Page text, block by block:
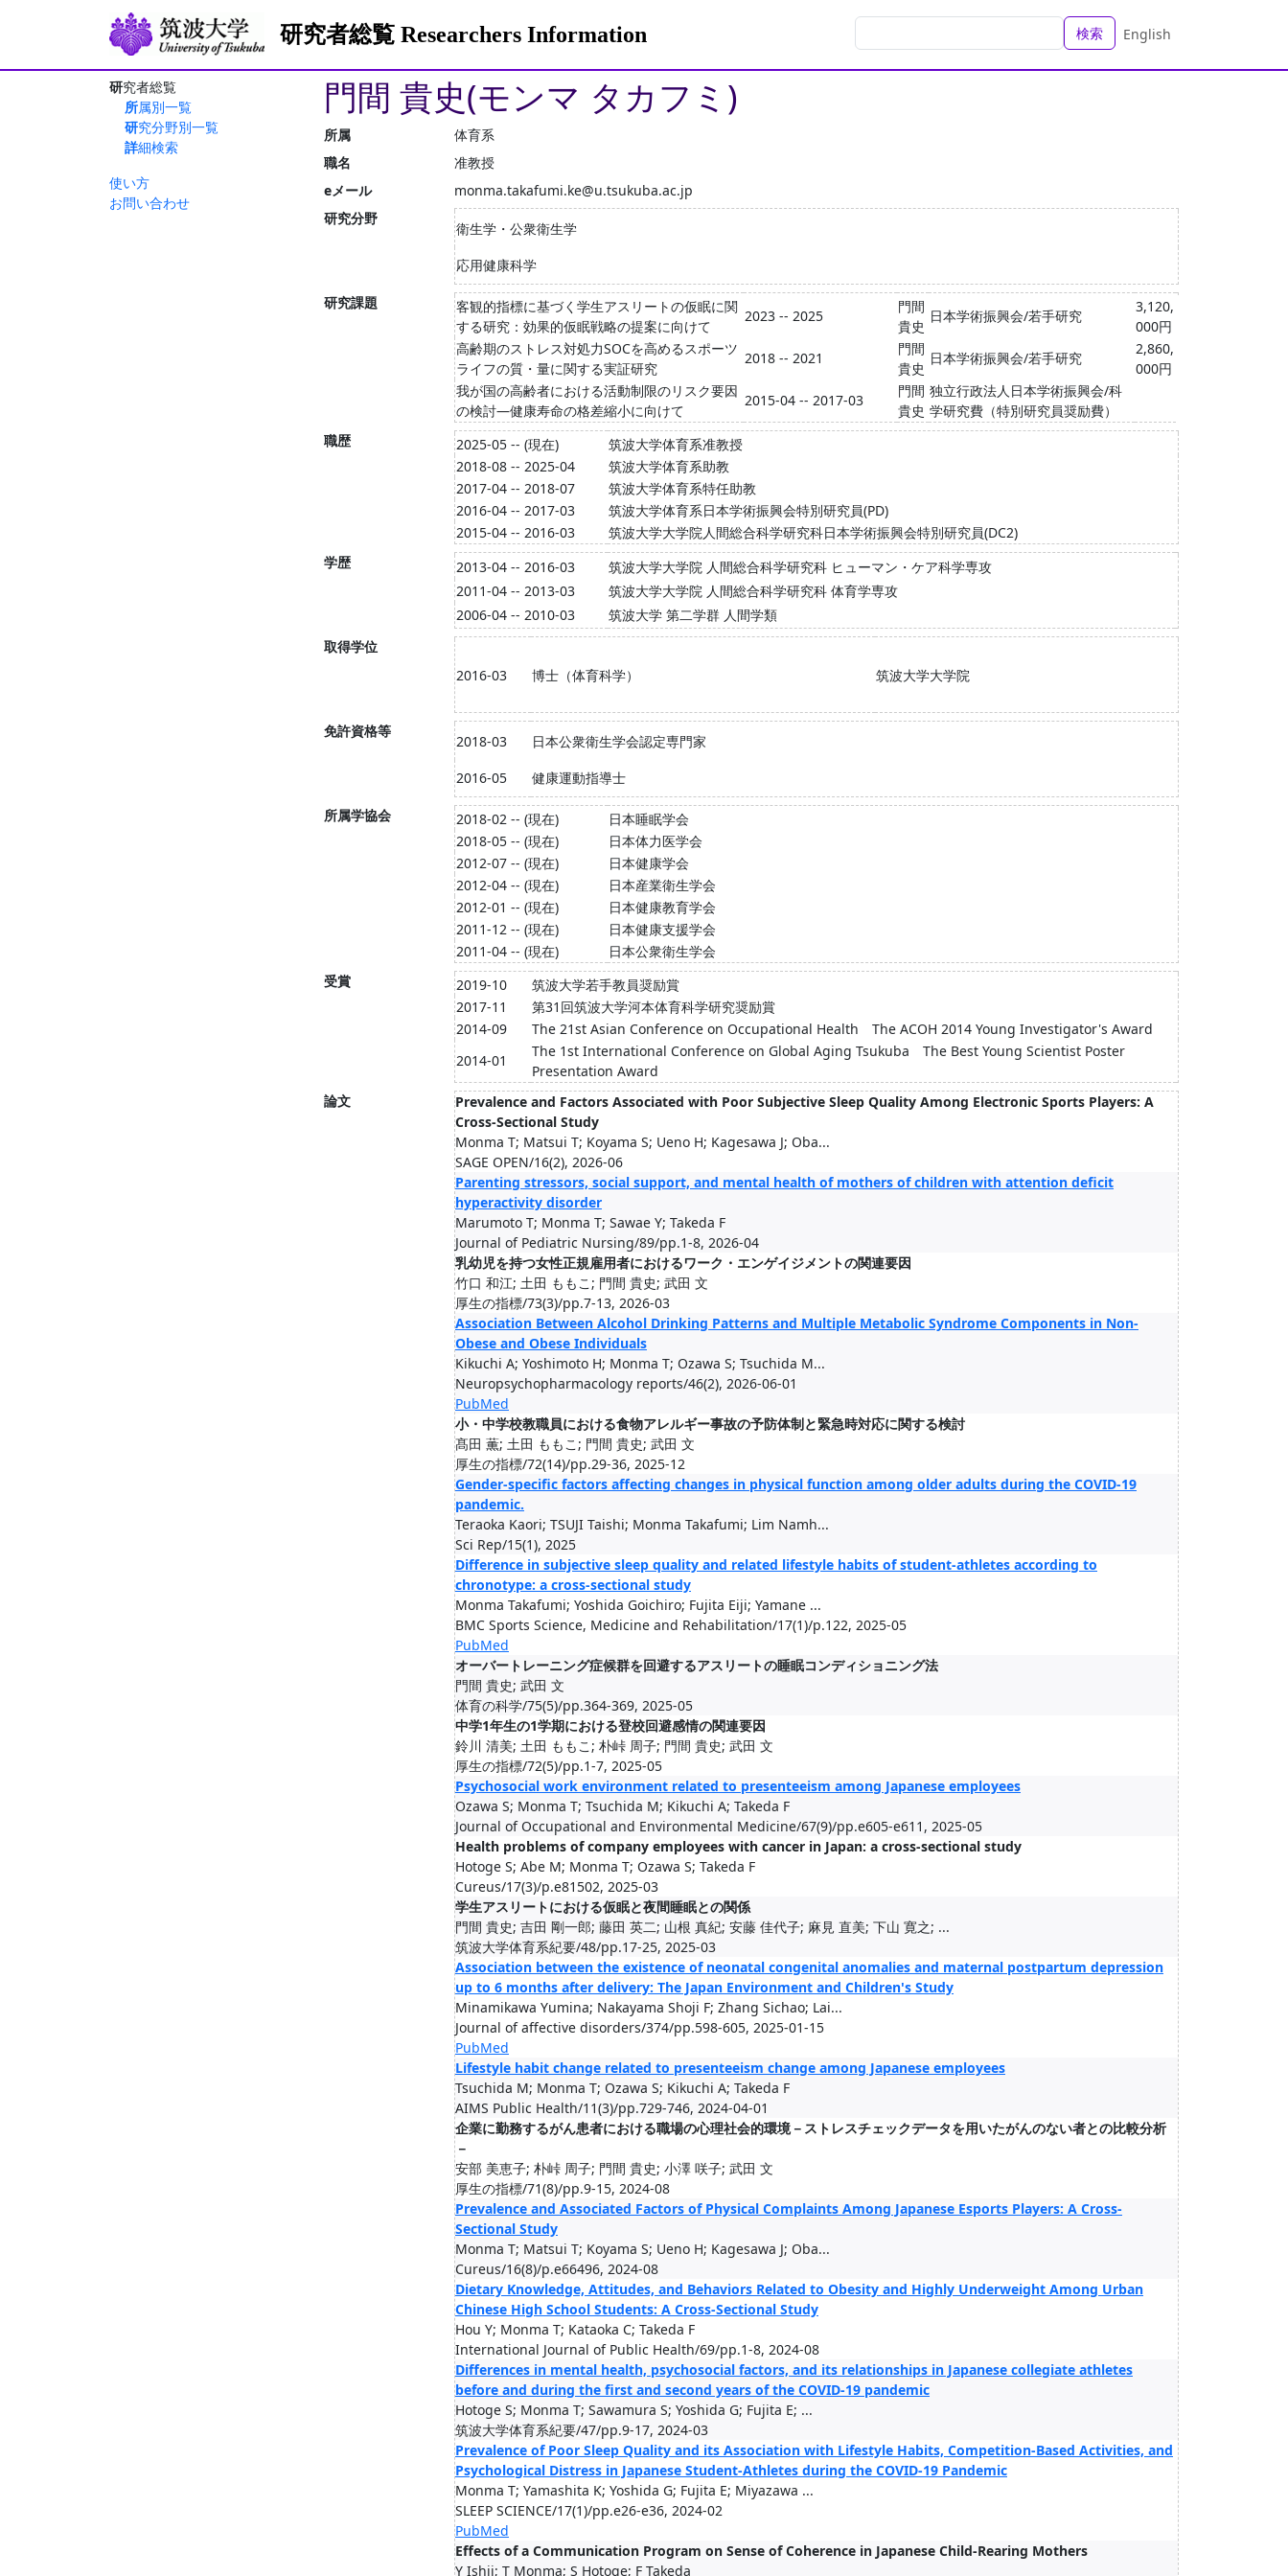
研究者総覧 Researchers Information 検索 English
研究者総覧
所属別一覧
研究分野別一覧
詳細検索
使い方
お問い合わせ
門間 貴史(モンマ タカフミ)
所属
体育系
職名
准教授
eメール
monma.takafumi.ke@u.tsukuba.ac.jp
研究分野
衛生学・公衆衛生学
応用健康科学
研究課題
客観的指標に基づく学生アスリートの仮眠に関
する研究：効果的仮眠戦略の提案に向けて
2023 -- 2025
門間
貴史
日本学術振興会/若手研究
3,120,
000円
高齢期のストレス対処力SOCを高めるスポーツ
ライフの質・量に関する実証研究
2018 -- 2021
門間
貴史
日本学術振興会/若手研究
2,860,
000円
我が国の高齢者における活動制限のリスク要因
の検討―健康寿命の格差縮小に向けて
2015-04 -- 2017-03
門間
貴史
独立行政法人日本学術振興会/科
学研究費（特別研究員奨励費）
職歴
2025-05 -- (現在)
筑波大学体育系准教授
2018-08 -- 2025-04
筑波大学体育系助教
2017-04 -- 2018-07
筑波大学体育系特任助教
2016-04 -- 2017-03
筑波大学体育系日本学術振興会特別研究員(PD)
2015-04 -- 2016-03
筑波大学大学院人間総合科学研究科日本学術振興会特別研究員(DC2)
学歴
2013-04 -- 2016-03
筑波大学大学院 人間総合科学研究科 ヒューマン・ケア科学専攻
2011-04 -- 2013-03
筑波大学大学院 人間総合科学研究科 体育学専攻
2006-04 -- 2010-03
筑波大学 第二学群 人間学類
取得学位
2016-03
博士（体育科学） 筑波大学大学院
免許資格等
2018-03
日本公衆衛生学会認定専門家
2016-05
健康運動指導士
所属学協会 2018-02 -- (現在)
日本睡眠学会
2018-05 -- (現在)
日本体力医学会
2012-07 -- (現在)
日本健康学会
2012-04 -- (現在)
日本産業衛生学会
2012-01 -- (現在)
日本健康教育学会
2011-12 -- (現在)
日本健康支援学会
2011-04 -- (現在)
日本公衆衛生学会
受賞
2019-10
筑波大学若手教員奨励賞
2017-11
第31回筑波大学河本体育科学研究奨励賞
2014-09
The 21st Asian Conference on Occupational Health The ACOH 2014 Young Investigator's Award
2014-01
The 1st International Conference on Global Aging Tsukuba The Best Young Scientist Poster
Presentation Award
論文
Prevalence and Factors Associated with Poor Subjective Sleep Quality Among Electronic Sports Players: A
Cross-Sectional Study
Monma T; Matsui T; Koyama S; Ueno H; Kagesawa J; Oba...
SAGE OPEN/16(2), 2026-06
Parenting stressors, social support, and mental health of mothers of children with attention deficit
hyperactivity disorder
Marumoto T; Monma T; Sawae Y; Takeda F
Journal of Pediatric Nursing/89/pp.1-8, 2026-04
乳幼児を持つ女性正規雇用者におけるワーク・エンゲイジメントの関連要因
竹口 和江; 土田 ももこ; 門間 貴史; 武田 文
厚生の指標/73(3)/pp.7-13, 2026-03
Association Between Alcohol Drinking Patterns and Multiple Metabolic Syndrome Components in Non-
Obese and Obese Individuals
Kikuchi A; Yoshimoto H; Monma T; Ozawa S; Tsuchida M...
Neuropsychopharmacology reports/46(2), 2026-06-01
PubMed
小・中学校教職員における食物アレルギー事故の予防体制と緊急時対応に関する検討
髙田 薫; 土田 ももこ; 門間 貴史; 武田 文
厚生の指標/72(14)/pp.29-36, 2025-12
Gender-specific factors affecting changes in physical function among older adults during the COVID-19
pandemic.
Teraoka Kaori; TSUJI Taishi; Monma Takafumi; Lim Namh...
Sci Rep/15(1), 2025
Difference in subjective sleep quality and related lifestyle habits of student-athletes according to
chronotype: a cross-sectional study
Monma Takafumi; Yoshida Goichiro; Fujita Eiji; Yamane ...
BMC Sports Science, Medicine and Rehabilitation/17(1)/p.122, 2025-05
PubMed
オーバートレーニング症候群を回避するアスリートの睡眠コンディショニング法
門間 貴史; 武田 文
体育の科学/75(5)/pp.364-369, 2025-05
中学1年生の1学期における登校回避感情の関連要因
鈴川 清美; 土田 ももこ; 朴峠 周子; 門間 貴史; 武田 文
厚生の指標/72(5)/pp.1-7, 2025-05
Psychosocial work environment related to presenteeism among Japanese employees
Ozawa S; Monma T; Tsuchida M; Kikuchi A; Takeda F
Journal of Occupational and Environmental Medicine/67(9)/pp.e605-e611, 2025-05
Health problems of company employees with cancer in Japan: a cross-sectional study
Hotoge S; Abe M; Monma T; Ozawa S; Takeda F
Cureus/17(3)/p.e81502, 2025-03
学生アスリートにおける仮眠と夜間睡眠との関係
門間 貴史; 吉田 剛一郎; 藤田 英二; 山根 真紀; 安藤 佳代子; 麻見 直美; 下山 寛之; ...
筑波大学体育系紀要/48/pp.17-25, 2025-03
Association between the existence of neonatal congenital anomalies and maternal postpartum depression
up to 6 months after delivery: The Japan Environment and Children's Study
Minamikawa Yumina; Nakayama Shoji F; Zhang Sichao; Lai...
Journal of affective disorders/374/pp.598-605, 2025-01-15
PubMed
Lifestyle habit change related to presenteeism change among Japanese employees
Tsuchida M; Monma T; Ozawa S; Kikuchi A; Takeda F
AIMS Public Health/11(3)/pp.729-746, 2024-04-01
企業に勤務するがん患者における職場の心理社会的環境－ストレスチェックデータを用いたがんのない者との比較分析
－
安部 美恵子; 朴峠 周子; 門間 貴史; 小澤 咲子; 武田 文
厚生の指標/71(8)/pp.9-15, 2024-08
Prevalence and Associated Factors of Physical Complaints Among Japanese Esports Players: A Cross-
Sectional Study
Monma T; Matsui T; Koyama S; Ueno H; Kagesawa J; Oba...
Cureus/16(8)/p.e66496, 2024-08
Dietary Knowledge, Attitudes, and Behaviors Related to Obesity and Highly Underweight Among Urban
Chinese High School Students: A Cross-Sectional Study
Hou Y; Monma T; Kataoka C; Takeda F
International Journal of Public Health/69/pp.1-8, 2024-08
Differences in mental health, psychosocial factors, and its relationships in Japanese collegiate athletes
before and during the first and second years of the COVID-19 pandemic
Hotoge S; Monma T; Sawamura S; Yoshida G; Fujita E; ...
筑波大学体育系紀要/47/pp.9-17, 2024-03
Prevalence of Poor Sleep Quality and its Association with Lifestyle Habits, Competition-Based Activities, and
Psychological Distress in Japanese Student-Athletes during the COVID-19 Pandemic
Monma T; Yamashita K; Yoshida G; Fujita E; Miyazawa ...
SLEEP SCIENCE/17(1)/pp.e26-e36, 2024-02
PubMed
Effects of a Communication Program on Sense of Coherence in Japanese Child-Rearing Mothers
Y Ishii; T Monma; S Hotoge; F Takeda